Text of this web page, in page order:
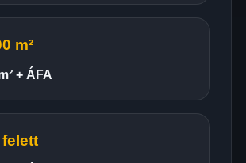
m²
+ ÁFA
felett